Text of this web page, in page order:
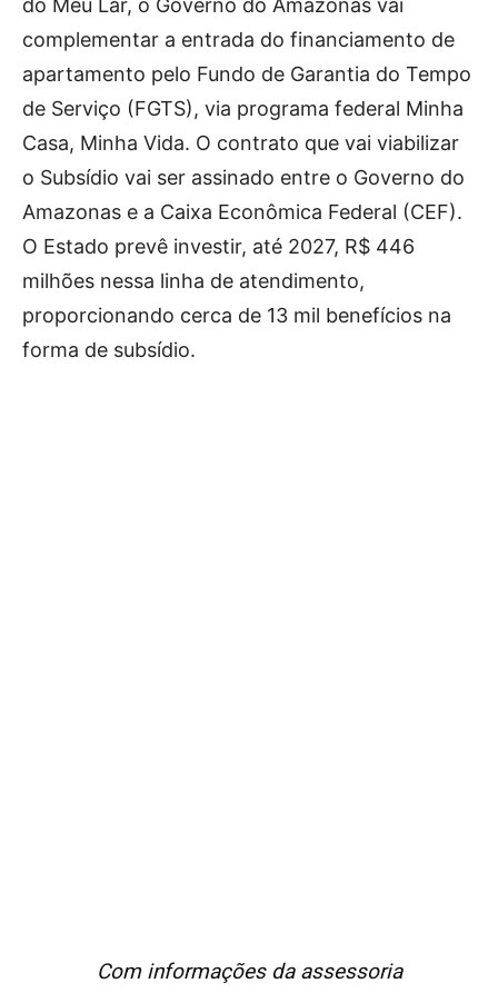
do Meu Lar, o Governo do Amazonas vai
complementar a entrada do financiamento de
apartamento pelo Fundo de Garantia do Tempo
de Serviço (FGTS), via programa federal Minha
Casa, Minha Vida. O contrato que vai viabilizar
o Subsídio vai ser assinado entre o Governo do
Amazonas e a Caixa Econômica Federal (CEF).
O Estado prevê investir, até 2027, R$ 446
milhões nessa linha de atendimento,
proporcionando cerca de 13 mil benefícios na
forma de subsídio.
Com informações da assessoria